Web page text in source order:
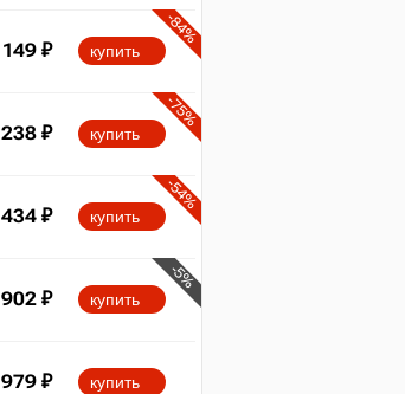
-84%
149 ₽ купить
-75%
238 ₽ купить
-54%
434 ₽ купить
-5%
902 ₽ купить
979 ₽ купить